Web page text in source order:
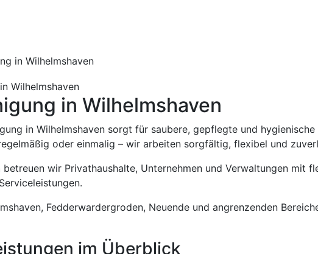
in Wilhelmshaven
in Wilhelmshaven
in Wilhelmshaven sorgt für saubere, gepflegte und hygienische
oder einmalig – wir arbeiten sorgfältig, flexibel und
betreuen wir Privathaushalte, Unternehmen und Verwaltungen mit
Fedderwardergroden, Neuende und angrenzenden
im Überblick